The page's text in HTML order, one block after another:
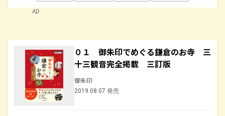
AD
０１ 御朱印でめぐる鎌倉のお寺 三
十三観音完全掲載 三訂版
御朱印
2019.08.07 発売